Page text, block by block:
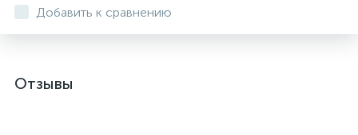
Добавить к сравнению
Отзывы